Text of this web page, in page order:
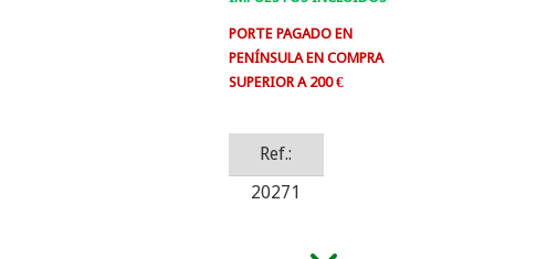
PORTE PAGADO EN
PENÍNSULA EN COMPRA
SUPERIOR A 200 €
Ref.:
20271